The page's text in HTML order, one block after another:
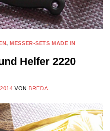
, MESSER-SETS MADE IN
Helfer 2220
VON BREDA